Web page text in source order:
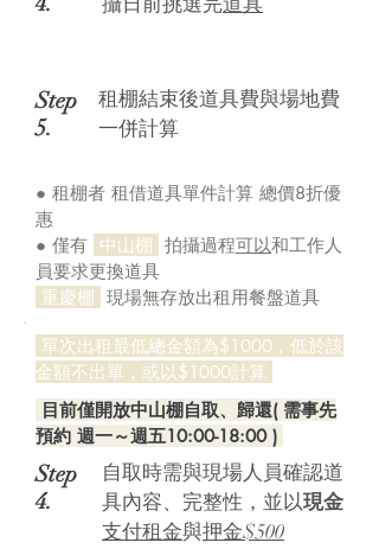
Step
5.
租棚結束後道具費與場地費
一併計算
● 租棚者 租借道具單件計算 總價8折優
惠
● 僅有 中山棚 拍攝過程可以和工作人
員要求更換道具
重慶棚 現場無存放出租用餐盤道具
單次出租最低總金額為$1000 , 低於該
金額不出單，或以$1000計算
目前僅開放中山棚自取、歸還( 需事先
預約 週一～週五10:00-18:00 )
Step
4.
自取時需與現場人員確認道
具內容、完整性，並以現金
支付租金與押金$500